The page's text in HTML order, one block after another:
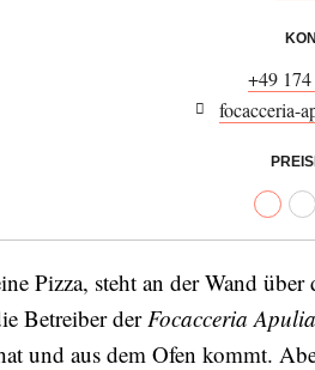
+49
focacceria-
Pizza, steht an der Wand
Betreiber derFocacceria Apulia
und aus dem Ofen kommt.